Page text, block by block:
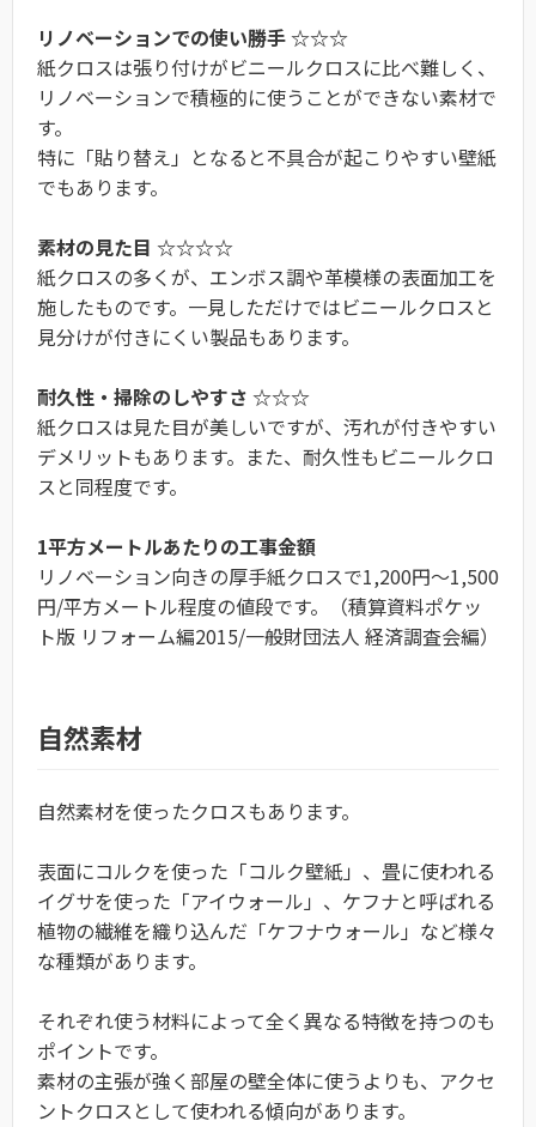
リノベーションでの使い勝手 ☆☆☆
紙クロスは張り付けがビニールクロスに比べ難しく、
リノベーションで積極的に使うことができない素材で
す。
特に「貼り替え」となると不具合が起こりやすい壁紙
でもあります。
素材の見た目 ☆☆☆☆
紙クロスの多くが、エンボス調や革模様の表面加工を
施したものです。一見しただけではビニールクロスと
見分けが付きにくい製品もあります。
耐久性・掃除のしやすさ ☆☆☆
紙クロスは見た目が美しいですが、汚れが付きやすい
デメリットもあります。また、耐久性もビニールクロ
スと同程度です。
1平方メートルあたりの工事金額
リノベーション向きの厚手紙クロスで1,200円～1,500
円/平方メートル程度の値段です。（積算資料ポケッ
ト版 リフォーム編2015/一般財団法人 経済調査会編）
自然素材
自然素材を使ったクロスもあります。
表面にコルクを使った「コルク壁紙」、畳に使われる
イグサを使った「アイウォール」、ケフナと呼ばれる
植物の繊維を織り込んだ「ケフナウォール」など様々
な種類があります。
それぞれ使う材料によって全く異なる特徴を持つのも
ポイントです。
素材の主張が強く部屋の壁全体に使うよりも、アクセ
ントクロスとして使われる傾向があります。